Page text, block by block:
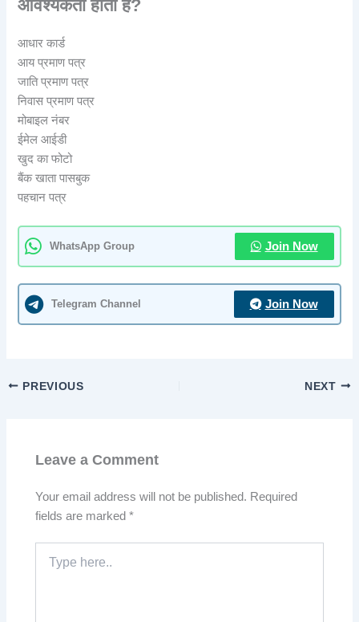
आवश्यकता होती है?
आधार कार्ड
आय प्रमाण पत्र
जाति प्रमाण पत्र
निवास प्रमाण पत्र
मोबाइल नंबर
ईमेल आईडी
खुद का फोटो
बैंक खाता पासबुक
पहचान पत्र
WhatsApp Group Join Now
Telegram Channel Join Now
PREVIOUS NEXT
Leave a Comment
Your email address will not be published. Required
fields are marked*
here..